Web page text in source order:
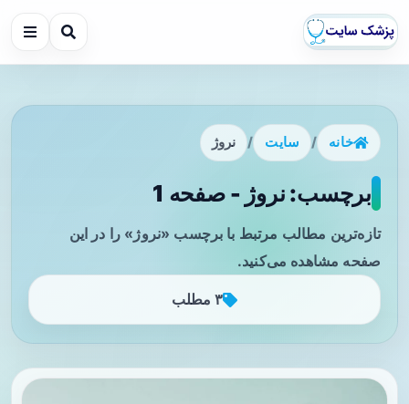
خانه / سایت / نروژ
برچسب: نروژ - صفحه 1
تازه‌ترین مطالب مرتبط با برچسب «نروژ» را در این
صفحه مشاهده می‌کنید.
۳ مطلب